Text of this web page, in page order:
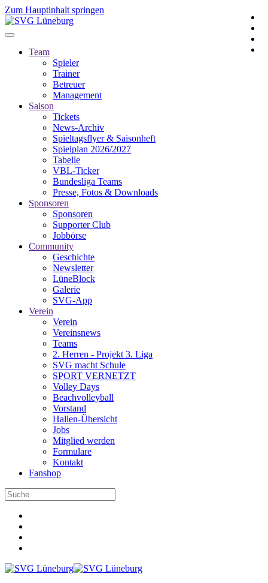
Zum Hauptinhalt springen
Team
Spieler
Trainer
Betreuer
Management
Saison
Tickets
News-Archiv
Spieltagsflyer & Saisonheft
Spielplan 2026/2027
Tabelle
VBL-Ticker
Bundesliga Teams
Presse, Fotos & Downloads
Sponsoren
Sponsoren
Supporter Club
Jobbörse
Community
Geschichte
Newsletter
LüneBlock
Galerie
SVG-App
Verein
Verein
Vereinsnews
Teams
2. Herren - Projekt 3. Liga
SVG macht Schule
SPORT VERNETZT
Volley Days
Beachvolleyball
Vorstand
Hallen-Übersicht
Jobs
Mitglied werden
Formulare
Kontakt
Fanshop